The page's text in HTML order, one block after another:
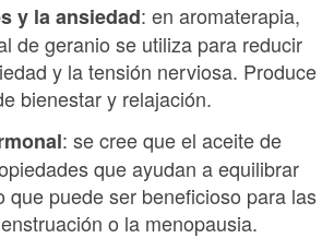
y la ansiedad: en aromaterapia,
de geranio se utiliza para reducir
y la tensión nerviosa. Produce
bienestar y relajación.
: se cree que el aceite de
que ayudan a equilibrar
que puede ser beneficioso para las
o la menopausia.